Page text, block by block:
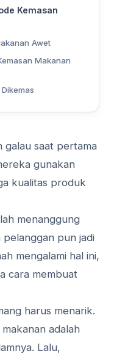
Kemasan
Awet
Makanan
galau saat pertama
gunakan
kualitas produk
menanggung
pelanggan pun jadi
mengalami hal ini,
cara membuat
harus menarik.
adalah
Lalu,